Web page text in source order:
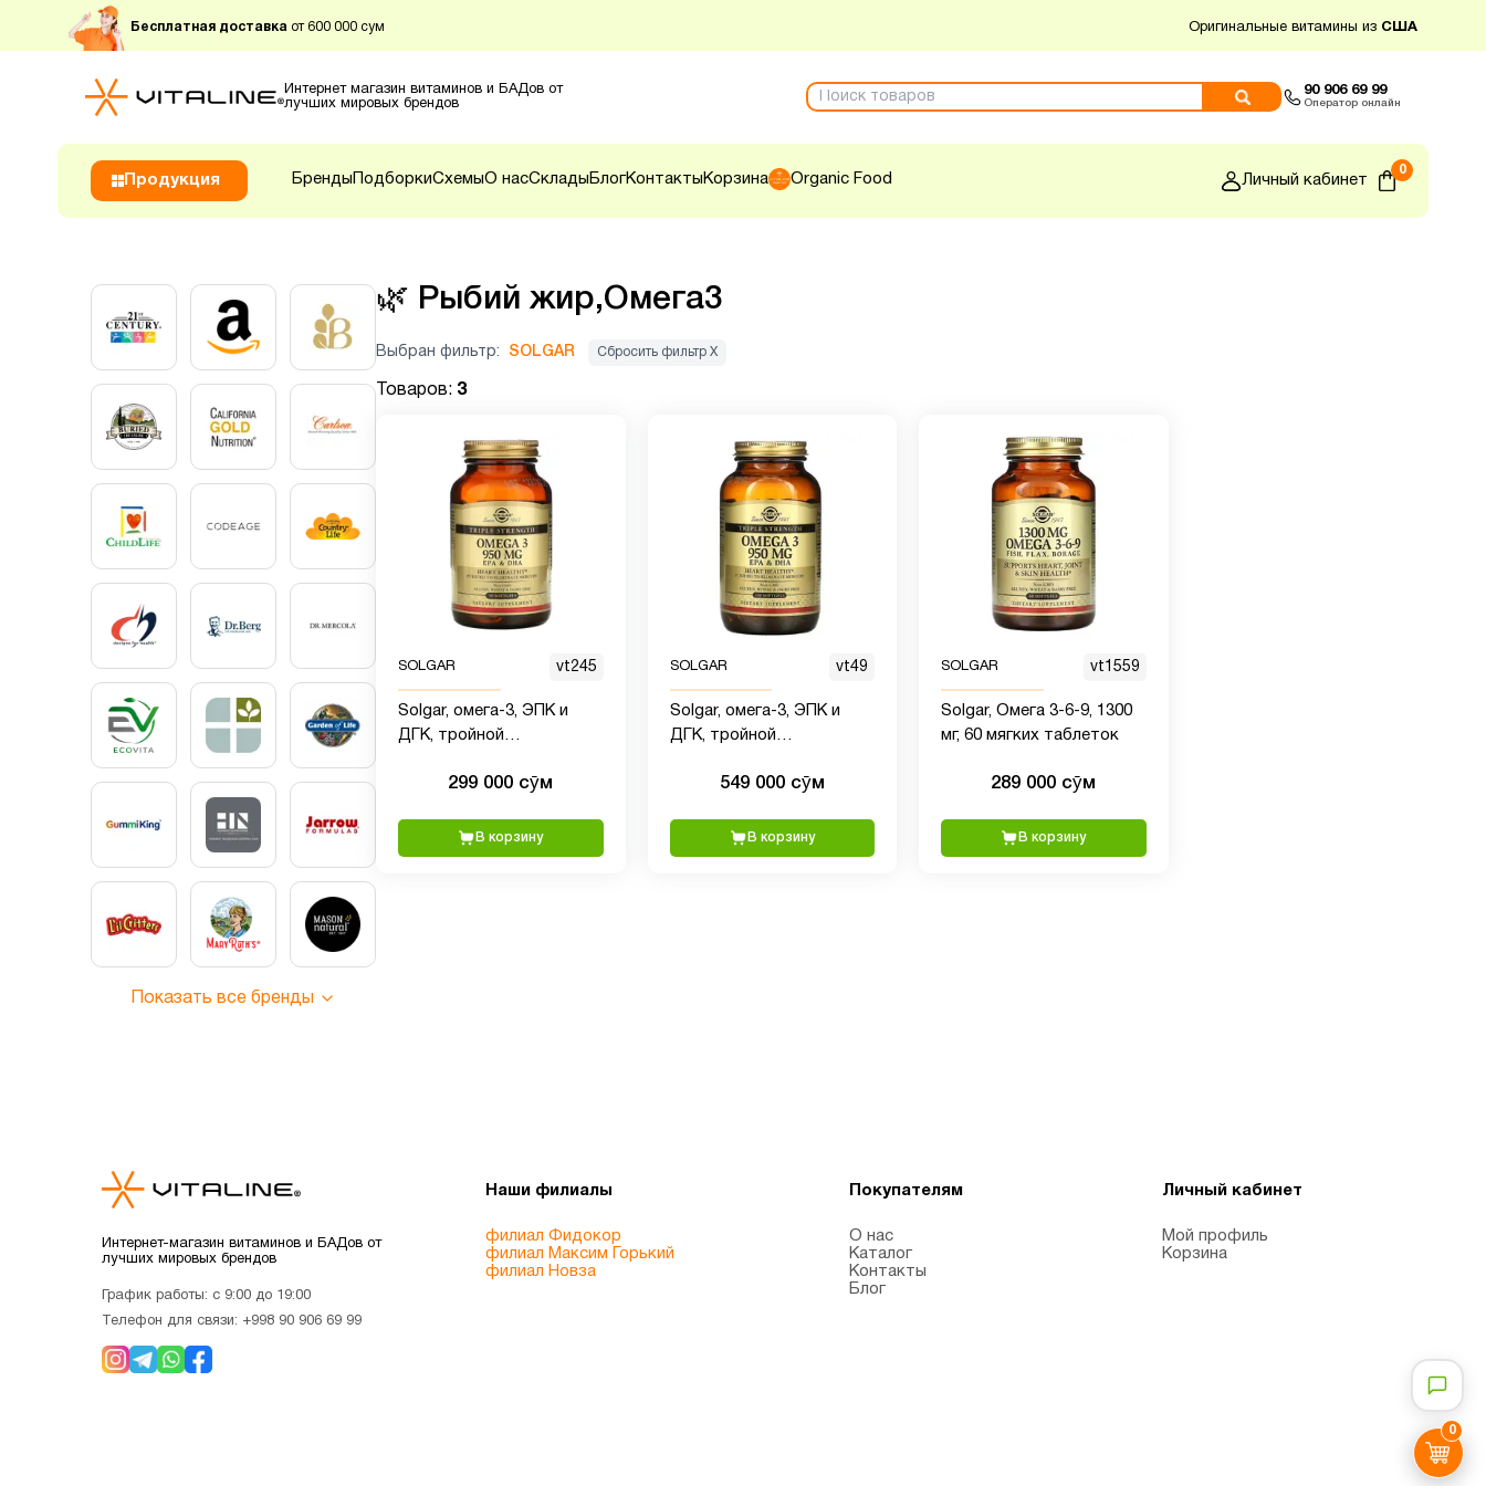
Бесплатная доставка от 600 000 сум Оригинальные витамины из США
Интернет магазин витаминов и БАДов от
лучших мировых брендов
90 906 69 99
Оператор онлайн
Продукция Бренды ПодборкиСхемыО насСклады БлогКонтакты Корзина Organic Food Личный кабинет
0
0
Показать все бренды
🌿 Рыбий жир,Омега3
Выбран фильтр: SOLGAR Сбросить фильтр Х
Товаров: 3
SOLGAR vt245
Solgar, омега-3, ЭПК и
ДГК, тройной
капсул299 000 сӯм
В корзину
SOLGAR vt49
Solgar, омега-3, ЭПК и
ДГК, тройной
мягких таблеток
549 000 сӯм
В корзину
SOLGAR vt1559
Solgar, Омега 3-6-9, 1300
мг, 60 мягких таблеток
289 000 сӯм
В корзину
Интернет-магазин витаминов и БАДов от
лучших мировых брендов
График работы: с 9:00 до 19:00
Телефон для связи: +998 90 906 69 99
Наши филиалы
филиал Фидокор
филиал Максим Горький
филиал Новза
Покупателям
О нас
Каталог
Контакты
Блог
Личный кабинет
Мой профиль
Корзина